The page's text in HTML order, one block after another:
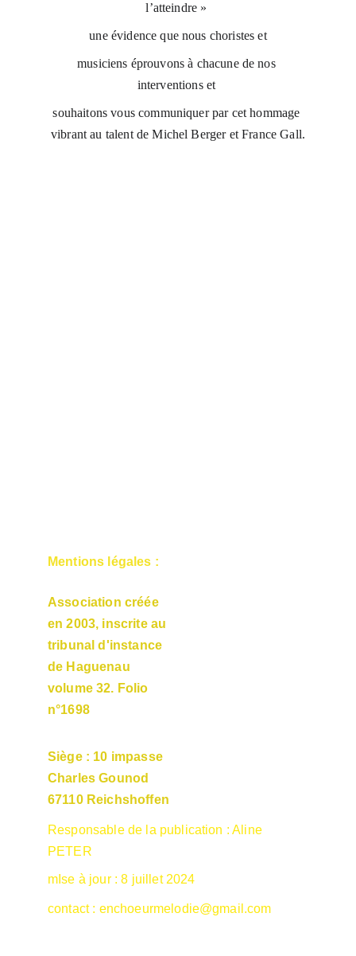
l’atteindre »
une évidence que nous choristes et
musiciens éprouvons à chacune de nos
interventions et
souhaitons vous communiquer par cet hommage
vibrant au talent de Michel Berger et France Gall.
Mentions légales :
Association créée
en 2003, inscrite au
tribunal d'instance
de Haguenau
volume 32. Folio
n°1698
Siège : 10 impasse
Charles Gounod
67110 Reichshoffen
Responsable de la publication : Aline
PETER
mIse à jour : 8 juillet 2024
contact : enchoeurmelodie@gmail.com